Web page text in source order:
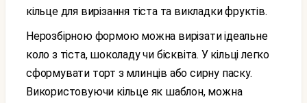
кільце для вирізання тіста та викладки фруктів.
Нерозбірною формою можна вирізати ідеальне
коло з тіста, шоколаду чи бісквіта. У кільці легко
сформувати торт з млинців або сирну паску.
Використовуючи кільце як шаблон, можна